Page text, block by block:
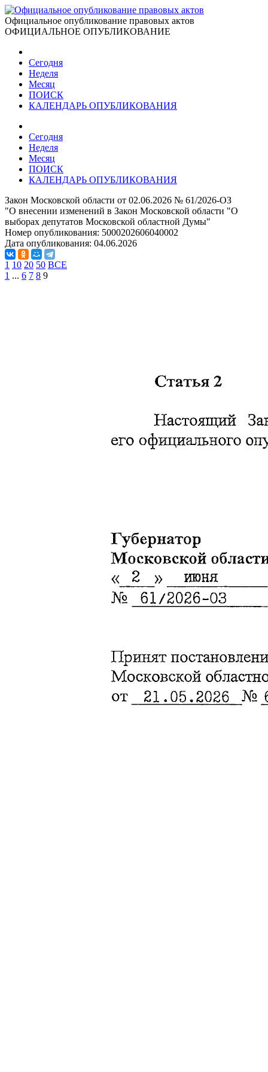
Официальное опубликование правовых актов
ОФИЦИАЛЬНОЕ ОПУБЛИКОВАНИЕ
Сегодня
Неделя
Месяц
ПОИСК
КАЛЕНДАРЬ ОПУБЛИКОВАНИЯ
Сегодня
Неделя
Месяц
ПОИСК
КАЛЕНДАРЬ ОПУБЛИКОВАНИЯ
Закон Московской области от 02.06.2026 № 61/2026-ОЗ
"О внесении изменений в Закон Московской области "О
выборах депутатов Московской областной Думы"
Номер опубликования: 5000202606040002
Дата опубликования: 04.06.2026
1 10 20 50 ВСЕ
1 ... 6 7 8 9